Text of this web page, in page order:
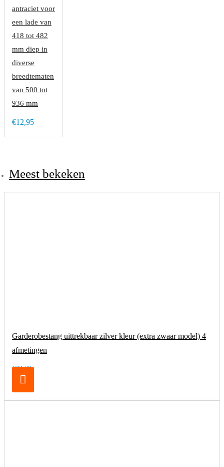
antraciet voor
een lade van
418 tot 482
mm diep in
diverse
breedtematen
van 500 tot
936 mm
€12,95
Meest bekeken
Garderobestang uittrekbaar zilver kleur (extra zwaar model) 4
afmetingen
€32,70